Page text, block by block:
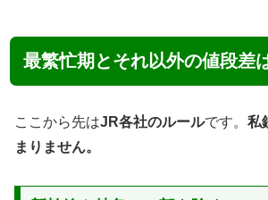
最繁忙期とそれ以外の値段差
ここから先はJR各社のルールです。 私
まりません。